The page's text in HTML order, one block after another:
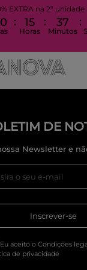
EXTRA na 2ª
: 15
Horas
: 37
Minutos
:
DE
Newsletter e
Inscrever-se
Eu aceito o Condições
de privacidade